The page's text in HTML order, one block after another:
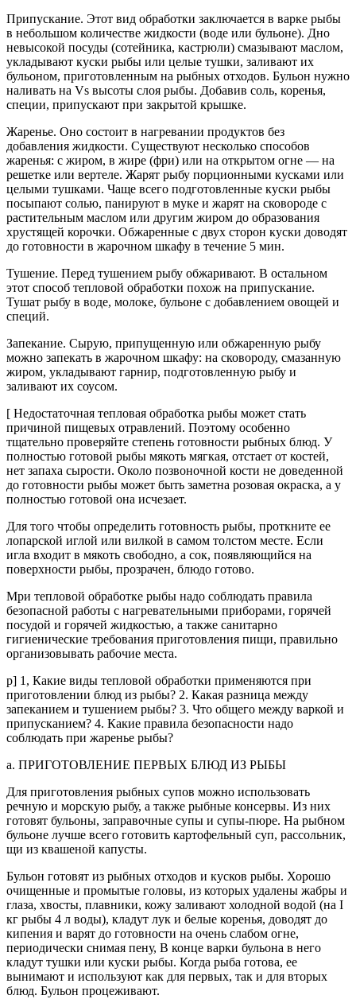
Припускание. Этот вид обработки заключается в варке рыбы
в небольшом количестве жидкости (воде или бульоне). Дно
невысокой посуды (сотейника, кастрюли) смазывают маслом,
укладывают куски рыбы или целые тушки, заливают их
бульоном, приготовленным на рыбных отходов. Бульон нужно
наливать на Vs высоты слоя рыбы. Добавив соль, коренья,
специи, припускают при закрытой крышке.
Жаренье. Оно состоит в нагревании продуктов без
добавления жидкости. Существуют несколько способов
жаренья: с жиром, в жире (фри) или на открытом огне — на
решетке или вертеле. Жарят рыбу порционными кусками или
целыми тушками. Чаще всего подготовленные куски рыбы
посыпают солью, панируют в муке и жарят на сковороде с
растительным маслом или другим жиром до образования
хрустящей корочки. Обжаренные с двух сторон куски доводят
до готовности в жарочном шкафу в течение 5 мин.
Тушение. Перед тушением рыбу обжаривают. В остальном
этот способ тепловой обработки похож на припускание.
Тушат рыбу в воде, молоке, бульоне с добавлением овощей и
специй.
Запекание. Сырую, припущенную или обжаренную рыбу
можно запекать в жарочном шкафу: на сковороду, смазанную
жиром, укладывают гарнир, подготовленную рыбу и
заливают их соусом.
[ Недостаточная тепловая обработка рыбы может стать
причиной пищевых отравлений. Поэтому особенно
тщательно проверяйте степень готовности рыбных блюд. У
полностью готовой рыбы мякоть мягкая, отстает от костей,
нет запаха сырости. Около позвоночной кости не доведенной
до готовности рыбы может быть заметна розовая окраска, а у
полностью готовой она исчезает.
Для того чтобы определить готовность рыбы, проткните ее
лопарской иглой или вилкой в самом толстом месте. Если
игла входит в мякоть свободно, а сок, появляющийся на
поверхности рыбы, прозрачен, блюдо готово.
Мри тепловой обработке рыбы надо соблюдать правила
безопасной работы с нагревательными приборами, горячей
посудой и горячей жидкостью, а также санитарно
гигиенические требования приготовления пищи, правильно
организовывать рабочие места.
р] 1, Какие виды тепловой обработки применяются при
приготовлении блюд из рыбы? 2. Какая разница между
запеканием и тушением рыбы? 3. Что общего между варкой и
припусканием? 4. Какие правила безопасности надо
соблюдать при жаренье рыбы?
а. ПРИГОТОВЛЕНИЕ ПЕРВЫХ БЛЮД ИЗ РЫБЫ
Для приготовления рыбных супов можно использовать
речную и морскую рыбу, а также рыбные консервы. Из них
готовят бульоны, заправочные супы и супы-пюре. На рыбном
бульоне лучше всего готовить картофельный суп, рассольник,
щи из квашеной капусты.
Бульон готовят из рыбных отходов и кусков рыбы. Хорошо
очищенные и промытые головы, из которых удалены жабры и
глаза, хвосты, плавники, кожу заливают холодной водой (на I
кг рыбы 4 л воды), кладут лук и белые коренья, доводят до
кипения и варят до готовности на очень слабом огне,
периодически снимая пену, В конце варки бульона в него
кладут тушки или куски рыбы. Когда рыба готова, ее
вынимают и используют как для первых, так и для вторых
блюд. Бульон процеживают.